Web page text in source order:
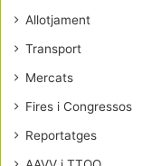
Allotjament
Transport
Mercats
Fires i Congressos
Reportatges